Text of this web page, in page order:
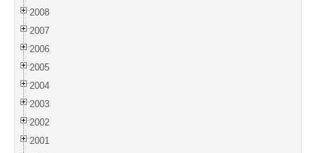
2008
2007
2006
2005
2004
2003
2002
2001